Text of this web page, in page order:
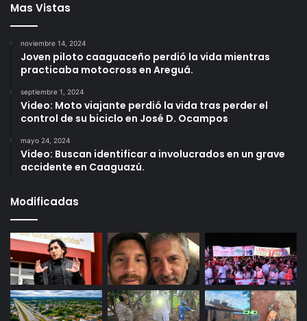
Mas Vistas
noviembre 14, 2024
Joven piloto caaguaceño perdió la vida mientras
practicaba motocross en Areguá.
septiembre 1, 2024
Video: Moto viajante perdió la vida tras perder el
control de su biciclo en José D. Ocampos
mayo 24, 2024
Video: Buscan identificar a involucrados en un grave
accidente en Caaguazú.
Modificadas